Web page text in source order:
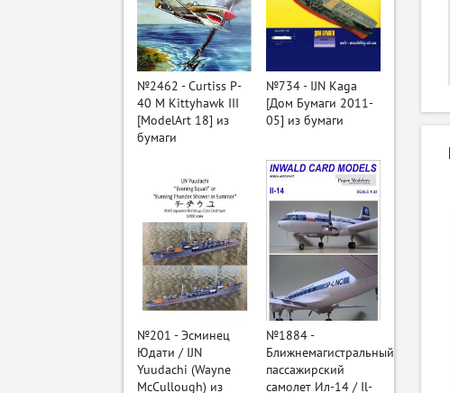
№2462 - Curtiss P-
40 M Kittyhawk III
[ModelArt 18] из
бумаги
№734 - IJN Kaga
[Дом Бумаги 2011-
05] из бумаги
№201 - Эсминец
Юдати / IJN
Yuudachi (Wayne
McCullough) из
№1884 -
Ближнемагистральный
пассажирский
самолет Ил-14 / Il-